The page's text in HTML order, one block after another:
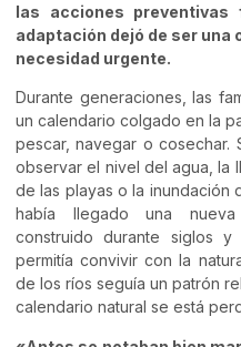
las acciones
adaptación dejó de ser una
necesidad urgente.
Durante generaciones, las
un calendario colgado en la
pescar, navegar o cosechar.
observar el nivel del agua, la
de las playas o la inundación
había llegado una nueva
construido durante siglos y
permitía convivir con la
de los ríos seguía un patrón
calendario natural se está